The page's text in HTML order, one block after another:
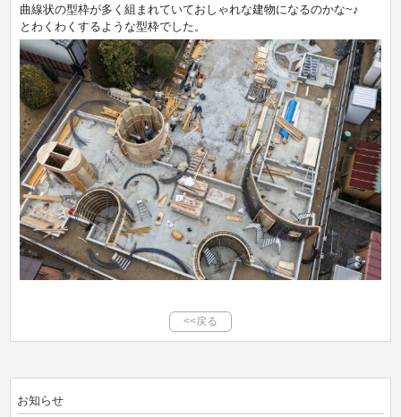
曲線状の型枠が多く組まれていておしゃれな建物になるのかな~♪
とわくわくするような型枠でした。
<<戻る
お知らせ